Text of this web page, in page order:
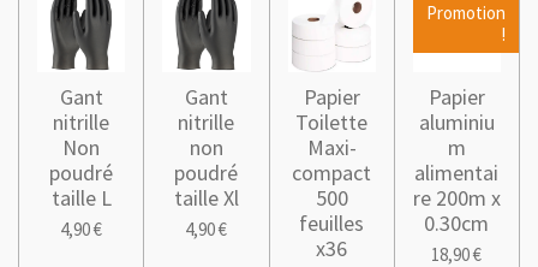
Gant
nitrille
Non
poudré
taille L
4,90 €
Gant
nitrille
non
poudré
taille Xl
4,90 €
Papier
Toilette
Maxi-
compact
500
feuilles
x36
Promotion
!
Papier
aluminiu
m
alimentai
re 200m x
0.30cm
18,90 €